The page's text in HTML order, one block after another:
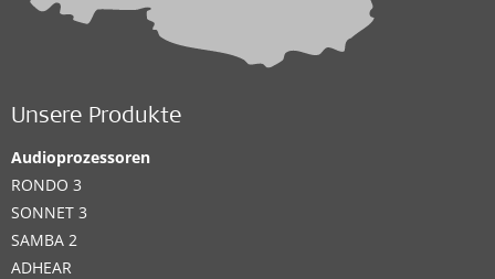
Unsere Produkte
Audioprozessoren
RONDO 3
SONNET 3
SAMBA 2
ADHEAR